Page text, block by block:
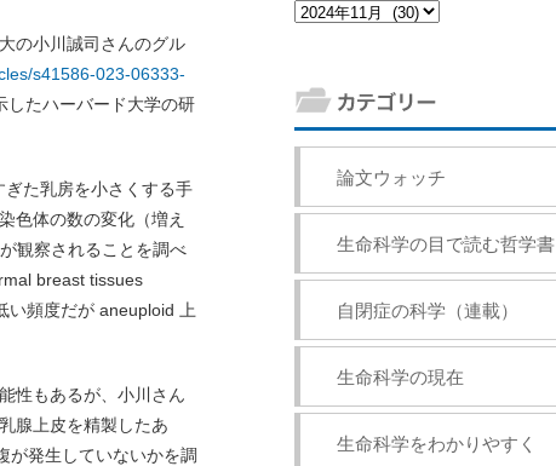
の小川誠司さんのグル
s41586-023-06333-
したハーバード大学の研
た乳房を小さくする手
色体の数の変化（増え
観察されることを調べ
breast tissues
い頻度だが aneuploid 上
性もあるが、小川さん
腺上皮を精製したあ
が発生していないかを調
論文ウォッチ
生命科学の目で読む哲学書
自閉症の科学（連載）
生命科学の現在
生命科学をわかりやすく